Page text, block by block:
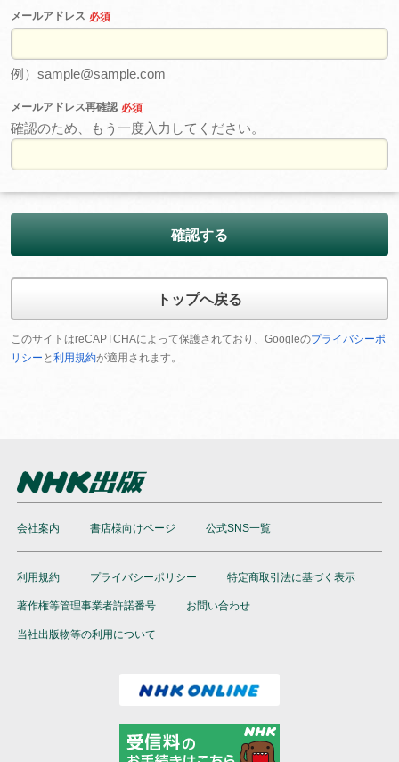
メールアドレス 必須
例）sample@sample.com
メールアドレス再確認 必須
確認のため、もう一度入力してください。
確認する
トップへ戻る
このサイトはreCAPTCHAによって保護されており、Googleのプライバシーポ
リシー と 利用規約が適用されます。
会社案内 書店様向けページ 公式SNS一覧
利用規約 プライバシーポリシー 特定商取引法に基づく表示
著作権等管理事業者許諾番号 お問い合わせ
当社出版物等の利用について